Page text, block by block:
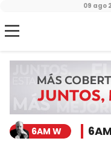
09 ago
6AM W